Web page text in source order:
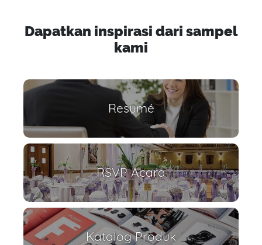
Dapatkan inspirasi dari sampel
kami
Resumé
RSVP Acara
Katalog Produk